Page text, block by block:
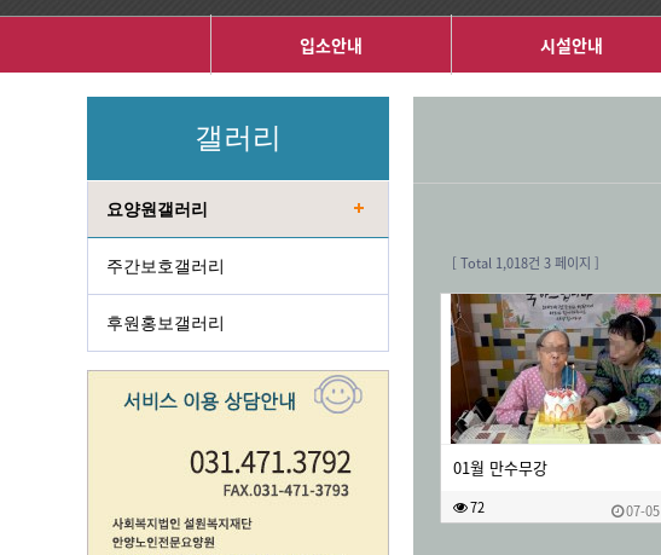
입소안내 시설안내
갤러리
요양원갤러리
주간보호갤러리
후원홍보갤러리
[ Total 1,018건 3 페이지 ]
01월 만수무강
72 07-05